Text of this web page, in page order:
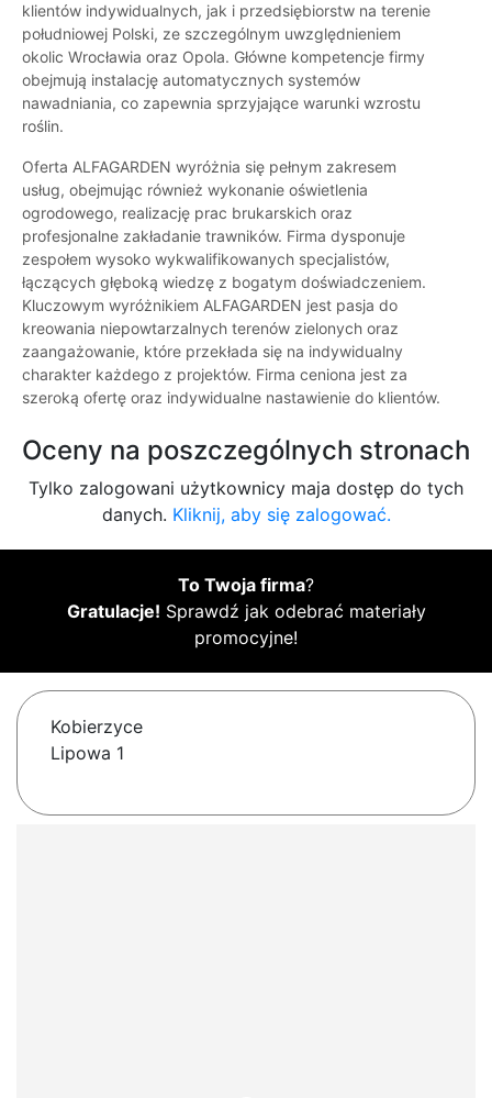
klientów indywidualnych, jak i przedsiębiorstw na terenie
południowej Polski, ze szczególnym uwzględnieniem
okolic Wrocławia oraz Opola. Główne kompetencje firmy
obejmują instalację automatycznych systemów
nawadniania, co zapewnia sprzyjające warunki wzrostu
roślin.
Oferta ALFAGARDEN wyróżnia się pełnym zakresem
usług, obejmując również wykonanie oświetlenia
ogrodowego, realizację prac brukarskich oraz
profesjonalne zakładanie trawników. Firma dysponuje
zespołem wysoko wykwalifikowanych specjalistów,
łączących głęboką wiedzę z bogatym doświadczeniem.
Kluczowym wyróżnikiem ALFAGARDEN jest pasja do
kreowania niepowtarzalnych terenów zielonych oraz
zaangażowanie, które przekłada się na indywidualny
charakter każdego z projektów. Firma ceniona jest za
szeroką ofertę oraz indywidualne nastawienie do klientów.
Oceny na poszczególnych stronach
Tylko zalogowani użytkownicy maja dostęp do tych
danych. Kliknij, aby się zalogować.
To Twoja firma?
Gratulacje! Sprawdź jak odebrać materiały
promocyjne!
Kobierzyce
Lipowa 1